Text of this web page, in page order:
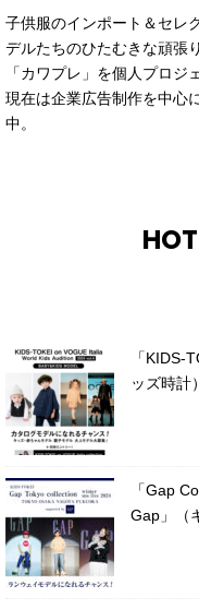
子供服のインポート＆セレ
デルたちのひたむきな頑張
「カワプレ」を個人プロジ
現在は企業広告制作を中心
中。
「KIDS-
ッズ時計
「Gap
Gap」（